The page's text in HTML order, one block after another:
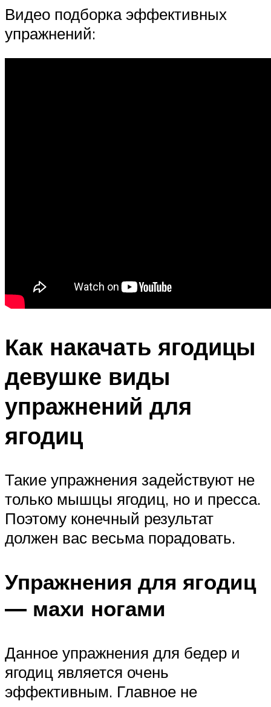
Видео подборка эффективных
упражнений:
Как накачать ягодицы
девушке виды
упражнений для
ягодиц
Такие упражнения задействуют не
только мышцы ягодиц, но и пресса.
Поэтому конечный результат
должен вас весьма порадовать.
Упражнения для ягодиц
— махи ногами
Данное упражнения для бедер и
ягодиц является очень
эффективным. Главное не